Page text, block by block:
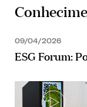
09/04/2026
ESG Forum: